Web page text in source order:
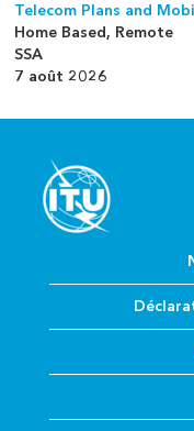
Telecom Plans and
Home Based, Remote
SSA
7 août 2026